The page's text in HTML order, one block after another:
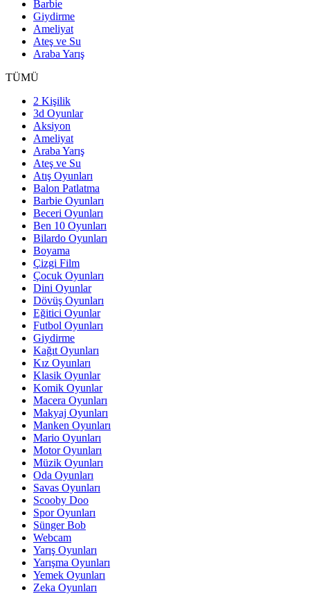
Barbie
Giydirme
Ameliyat
Ateş ve Su
Araba Yarış
TÜMÜ
2 Kişilik
3d Oyunlar
Aksiyon
Ameliyat
Araba Yarış
Ateş ve Su
Atış Oyunları
Balon Patlatma
Barbie Oyunları
Beceri Oyunları
Ben 10 Oyunları
Bilardo Oyunları
Boyama
Çizgi Film
Çocuk Oyunları
Dini Oyunlar
Dövüş Oyunları
Eğitici Oyunlar
Futbol Oyunları
Giydirme
Kağıt Oyunları
Kız Oyunları
Klasik Oyunlar
Komik Oyunlar
Macera Oyunları
Makyaj Oyunları
Manken Oyunları
Mario Oyunları
Motor Oyunları
Müzik Oyunları
Oda Oyunları
Savas Oyunları
Scooby Doo
Spor Oyunları
Sünger Bob
Webcam
Yarış Oyunları
Yarışma Oyunları
Yemek Oyunları
Zeka Oyunları